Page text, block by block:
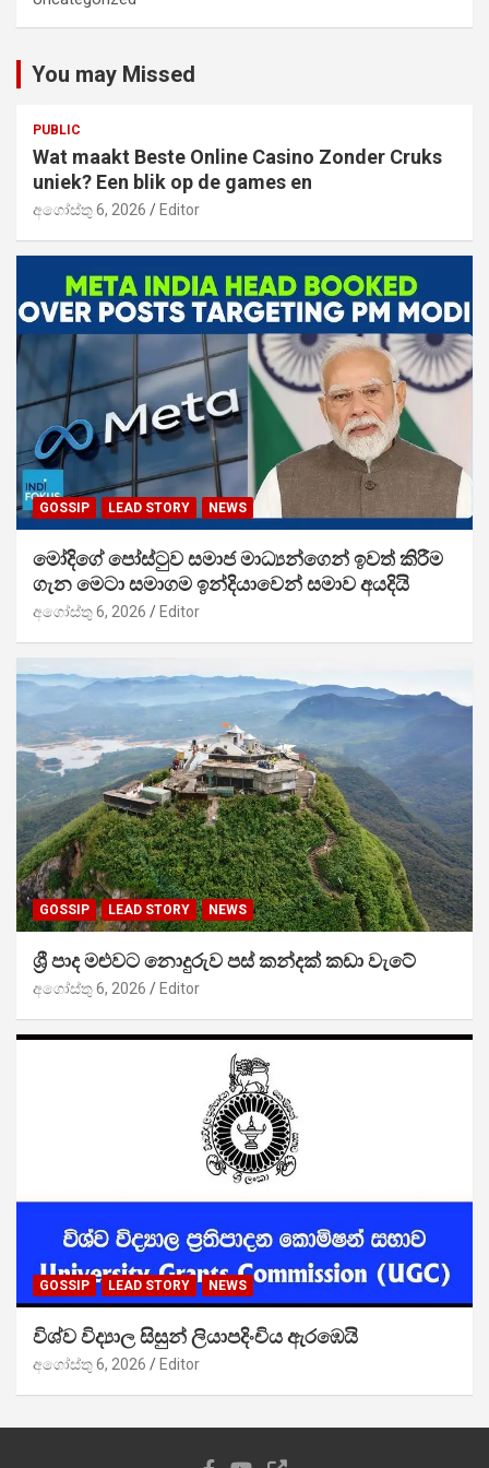
You may Missed
PUBLIC
Wat maakt Beste Online Casino Zonder Cruks
uniek? Een blik op de games en
අගෝස්තු 6, 2026 Editor
GOSSIP LEAD STORY NEWS
මෝදිගේ පෝස්ටුව සමාජ මාධ්‍යන්ගෙන් ඉවත් කිරීම
ගැන මෙටා සමාගම ඉන්දියාවෙන් සමාව අයදියි
අගෝස්තු 6, 2026 Editor
GOSSIP LEAD STORY NEWS
ශ්‍රී පාද මළුවට නොදුරුව පස් කන්දක් කඩා වැටේ
අගෝස්තු 6, 2026 Editor
GOSSIP LEAD STORY NEWS
විශ්ව විද්‍යාල සිසුන් ලියාපදිංචිය ඇරඹෙයි
අගෝස්තු 6, 2026 Editor